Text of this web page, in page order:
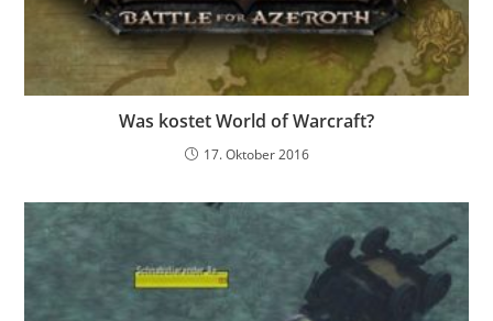
Was kostet World of Warcraft?
17. Oktober 2016